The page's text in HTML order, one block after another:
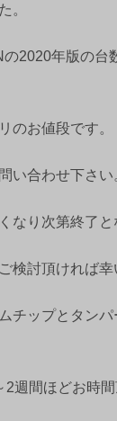
。
2020年版の台
のお値段です。
い合わせ下さい
なり次第終了と
検討頂ければ幸
チップとタンパ
週間ほどお時間